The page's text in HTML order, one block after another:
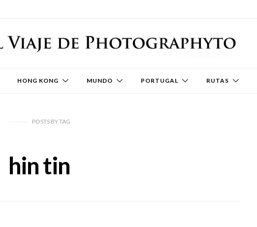
HONG KONG MUNDO PORTUGAL RUTAS
POSTS BYTAG
hin tin